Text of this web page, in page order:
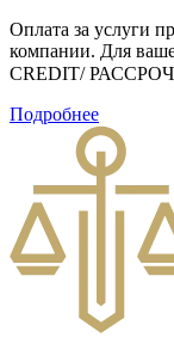
Оплата за услуги
компании. Для
CREDIT/
Подробнее